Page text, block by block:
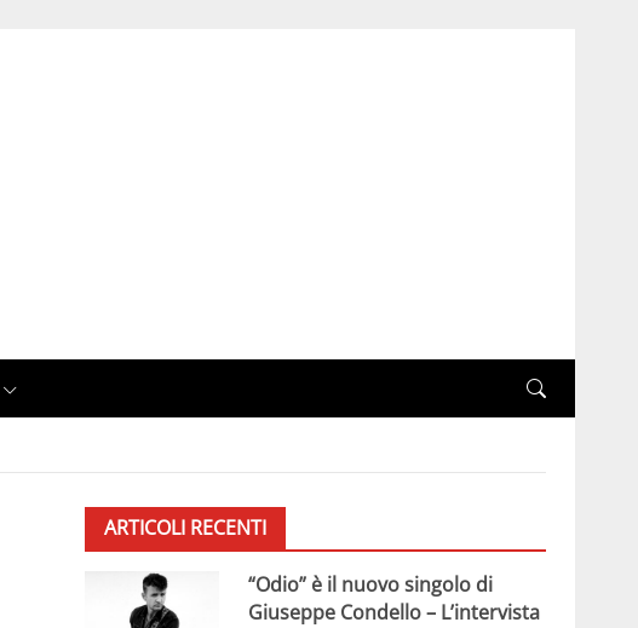
ARTICOLI RECENTI
“Odio” è il nuovo singolo di
Giuseppe Condello – L’intervista